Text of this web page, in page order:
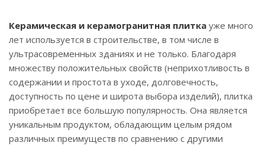
Керамическая и керамогранитная плитка уже много
лет используется в строительстве, в том числе в
ультрасовременных зданиях и не только. Благодаря
множеству положительных свойств (неприхотливость в
содержании и простота в уходе, долговечность,
доступность по цене и широта выбора изделий), плитка
приобретает все большую популярность. Она является
уникальным продуктом, обладающим целым рядом
различных преимуществ по сравнению с другими